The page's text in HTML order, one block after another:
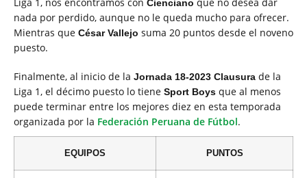
Cienciano
nada por perdido, aunque no le queda mucho para ofrecer.
Mientras que César Vallejo suma 20 puntos desde el noveno
puesto.
Finalmente, al inicio de la Jornada 18-2023 Clausura de la
Liga 1, el décimo puesto lo tiene Sport Boys que al menos
puede terminar entre los mejores diez en esta temporada
organizada por la Federación Peruana de Fútbol.
EQUIPOS PUNTOS